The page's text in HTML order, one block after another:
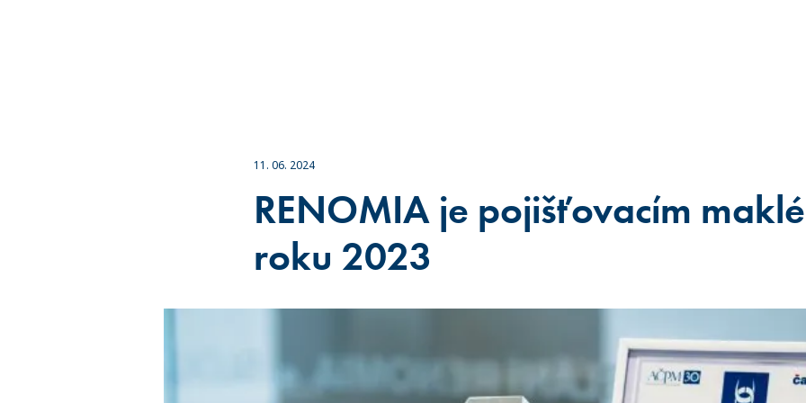
11. 06. 2024
RENOMIA je pojišťovacím
roku 2023